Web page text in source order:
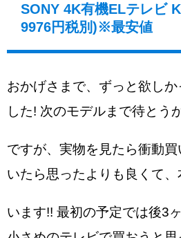
SONY 4K有機ELテレビ
9976円税別)※最安値
おかげさまで、ずっと欲し
した! 次のモデルまで待とう
ですが、実物を見たら衝動
いたら思ったよりも良くて
います!! 最初の予定では後3